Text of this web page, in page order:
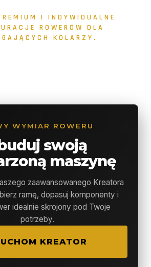
I INDYWIDUALNE
ROWERÓW DLA
KOLARZY.
WYMIAR ROWERU
swoją
maszynę
zaawansowanego Kreatora
ramę, dopasuj komponenty i
idealnie skrojony pod Twoje
potrzeby.
KREATOR